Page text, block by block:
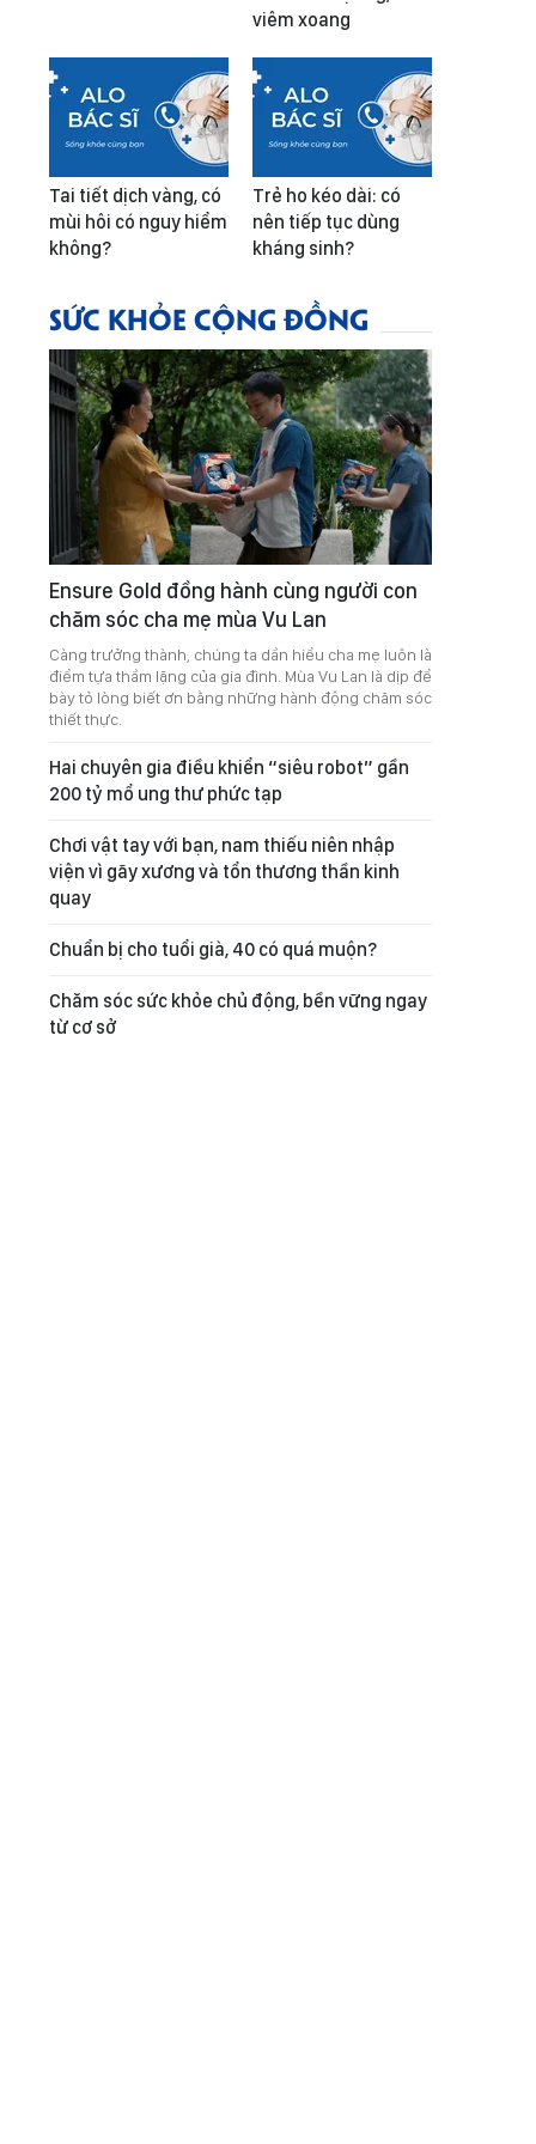
viêm xoang
Tai tiết dịch vàng, có
mùi hôi có nguy hiểm
không?
Trẻ ho kéo dài: có
nên tiếp tục dùng
kháng sinh?
SỨC KHỎE CỘNG ĐỒNG
Ensure Gold đồng hành cùng người con
chăm sóc cha mẹ mùa Vu Lan
Càng trưởng thành, chúng ta dần hiểu cha mẹ luôn là
điểm tựa thầm lặng của gia đình. Mùa Vu Lan là dịp để
bày tỏ lòng biết ơn bằng những hành động chăm sóc
thiết thực.
Hai chuyên gia điều khiển “siêu robot” gần
200 tỷ mổ ung thư phức tạp
Chơi vật tay với bạn, nam thiếu niên nhập
viện vì gãy xương và tổn thương thần kinh
quay
Chuẩn bị cho tuổi già, 40 có quá muộn?
Chăm sóc sức khỏe chủ động, bền vững ngay
từ cơ sở